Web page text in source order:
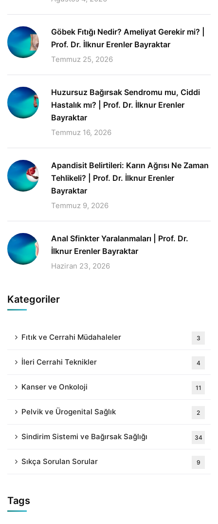
Göbek Fıtığı Nedir? Ameliyat Gerekir mi? |
Prof. Dr. İlknur Erenler Bayraktar
Temmuz 25, 2026
Huzursuz Bağırsak Sendromu mu, Ciddi
Hastalık mı? | Prof. Dr. İlknur Erenler
Bayraktar
Temmuz 16, 2026
Apandisit Belirtileri: Karın Ağrısı Ne Zaman
Tehlikeli? | Prof. Dr. İlknur Erenler
Bayraktar
Temmuz 9, 2026
Anal Sfinkter Yaralanmaları | Prof. Dr.
İlknur Erenler Bayraktar
Haziran 23, 2026
Kategoriler
Fıtık ve Cerrahi Müdahaleler 3
İleri Cerrahi Teknikler 4
Kanser ve Onkoloji 11
Pelvik ve Ürogenital Sağlık 2
Sindirim Sistemi ve Bağırsak Sağlığı 34
Sıkça Sorulan Sorular 9
Tags